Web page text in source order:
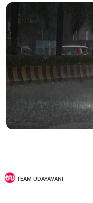
TEAM UDAYAVANI